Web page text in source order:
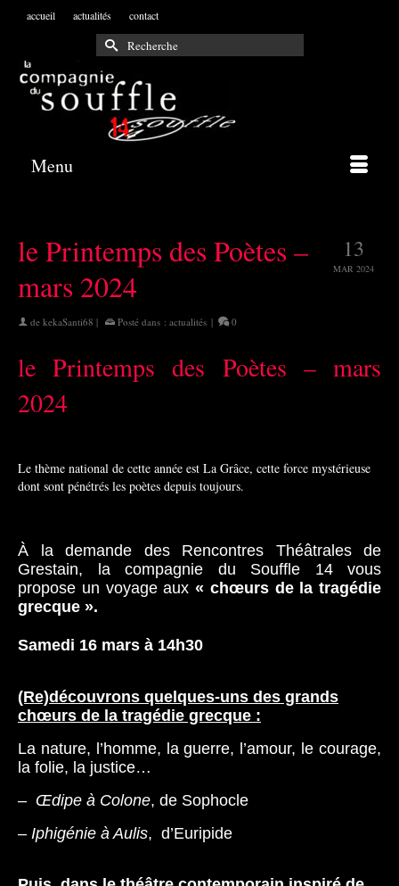
accueil actualités contact
Rechercher :
Menu
13
MAR 2024
le Printemps des Poètes –
mars 2024
de kekaSanti68 | Posté dans : actualités | 0
le Printemps des Poètes – mars
2024
Le thème national de cette année est La Grâce, cette force mystérieuse
dont sont pénétrés les poètes depuis toujours.
À la demande des Rencontres Théâtrales de
Grestain, la compagnie du Souffle 14 vous
propose un voyage aux « chœurs de la tragédie
grecque ».
Samedi 16 mars à 14h30
(Re)découvrons quelques-uns des grands
chœurs de la tragédie grecque :
La nature, l’homme, la guerre, l’amour, le courage,
la folie, la justice…
– Œdipe à Colone, de Sophocle
– Iphigénie à Aulis, d’Euripide